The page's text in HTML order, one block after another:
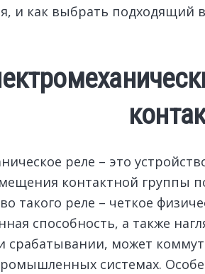
и как выбрать подходящий
реле – это
контактной группы
такого реле – четкое
способность, а также
срабатывании, может
системах.